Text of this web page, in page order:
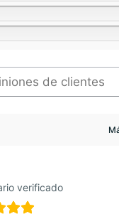
verificado